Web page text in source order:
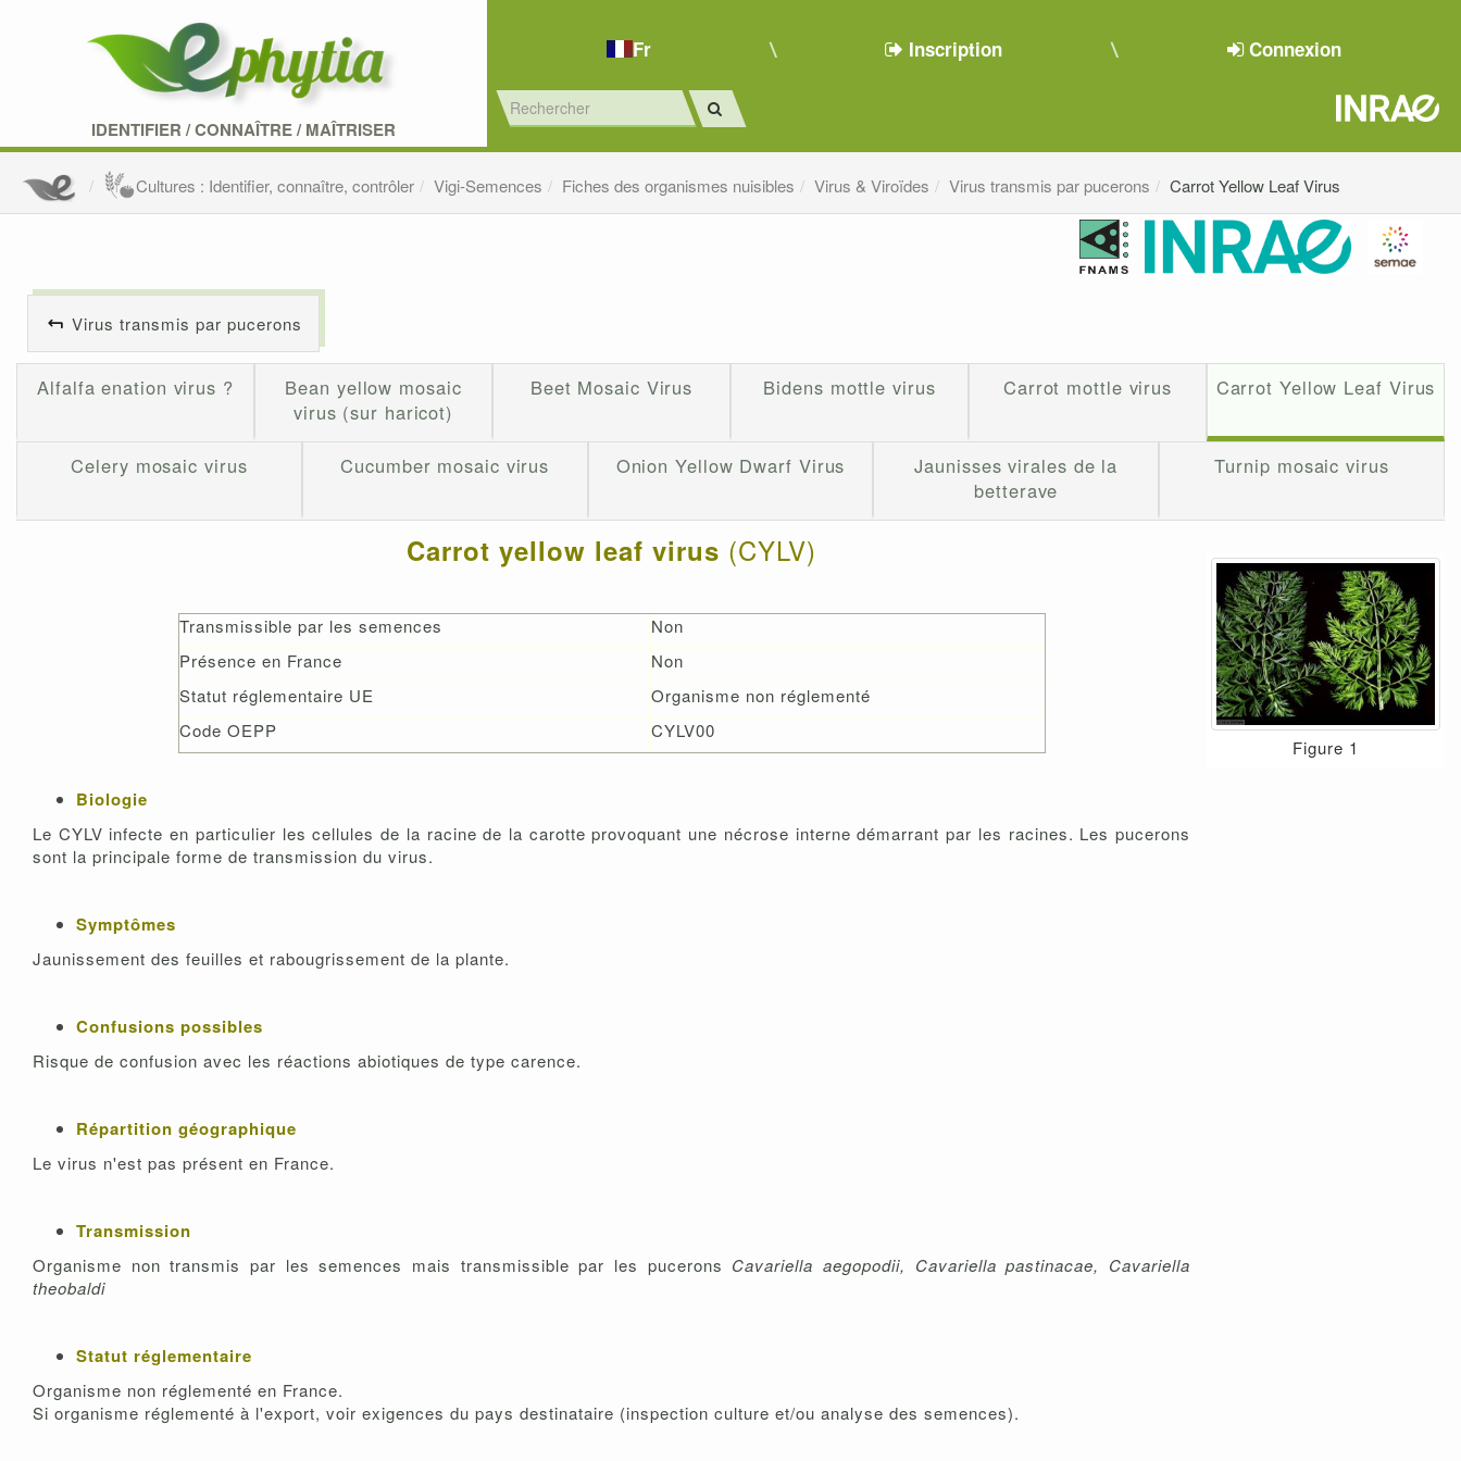
IDENTIFIER /CONNAÎTRE/MAÎTRISER
Fr Inscription Connexion
Cultures : Identifier, connaître, contrôler Vigi-Semences Fiches des organismes nuisibles Virus & Viroïdes Virus transmis par pucerons Carrot Yellow Leaf Virus
Virus transmis par pucerons
Alfalfa enation virus ?
Bean yellow mosaic
virus (sur haricot)
Beet Mosaic Virus Bidens mottle virus Carrot mottle virus Carrot Yellow Leaf Virus
Celery mosaic virus Cucumber mosaic virus Onion Yellow Dwarf Virus
Jaunisses virales de la
betterave
Turnip mosaic virus
Carrot yellow leaf virus (CYLV)
Transmissible par les semences
Non
Présence en France
Non
Statut réglementaire UE
Organisme non réglementé
Code OEPP
CYLV00
Biologie
Le CYLV infecte en particulier les cellules de la racine de la carotte provoquant une nécrose interne démarrant par les racines. Les pucerons
sont la principale forme de transmission du virus.
Symptômes
Jaunissement des feuilles et rabougrissement de la plante.
Confusions possibles
Risque de confusion avec les réactions abiotiques de type carence.
Répartition géographique
Le virus n'est pas présent en France.
Transmission
Organisme non transmis par les semences mais transmissible par les pucerons Cavariella aegopodii, Cavariella pastinacae, Cavariella
theobaldi
Statut réglementaire
Organisme non réglementé en France.
Si organisme réglementé à l'export, voir exigences du pays destinataire (inspection culture et/ou analyse des semences).
Figure 1